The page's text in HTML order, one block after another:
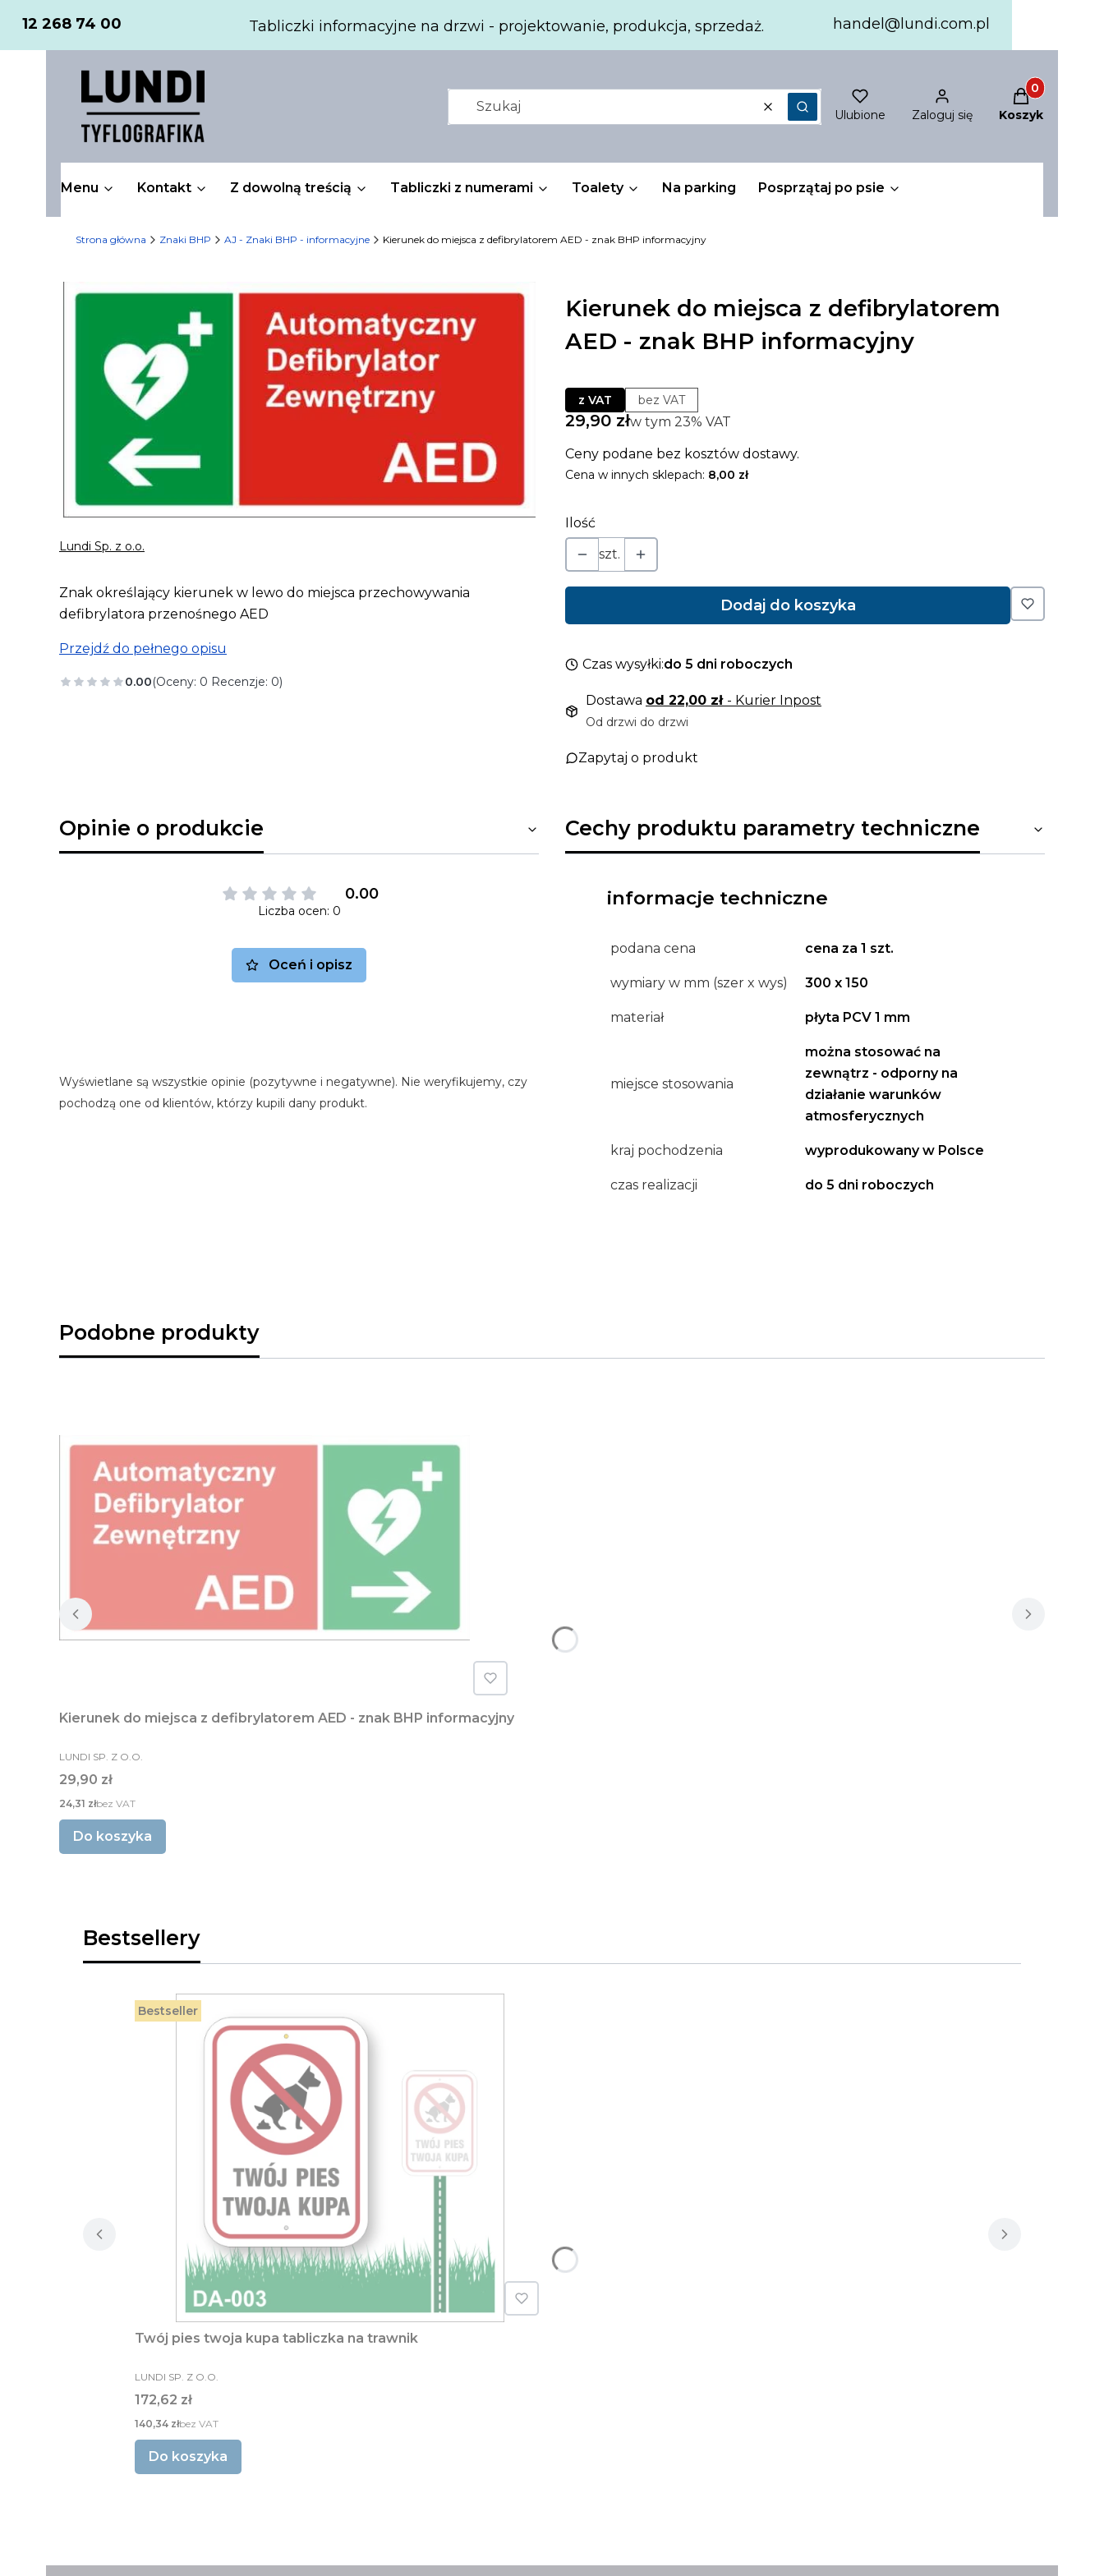
12 268 74 00 Tabliczki informacyjne na drzwi - projektowanie, produkcja, sprzedaż. handel@lundi.com.pl
WyczyśćSzukajUlubione Zaloguj się
Produkty w
Koszyk
Menu Kontakt Z dowolną treścią Tabliczki z numerami Toalety Na parking Posprzątaj po psie
Strona główna Znaki BHP AJ - Znaki BHP - informacyjne Kierunek do miejsca z defibrylatorem AED - znak BHP informacyjny
Lundi Sp. z o.o.
Znak określający kierunek w lewo do miejsca przechowywania
defibrylatora przenośnego AED
Przejdź do pełnego opisu
0.00(Oceny: 0 Recenzje: 0)
Kierunek do miejsca z defibrylatorem
AED - znak BHP informacyjny
z VAT bez VAT
Cena
29,90 złw tym 23% VAT
w tym 23% VAT
Ceny podane bez kosztów dostawy.
Cena w innych sklepach: 8,00 zł
Ilość
szt.
Dodaj do koszyka
Czas wysyłki:do 5 dni roboczych
Dostawa od 22,00 zł - Kurier Inpost
Od drzwi do drzwi
Zapytaj o produkt
Opinie o produkcie
0.00
Liczba ocen: 0
Oceń i opisz
Wyświetlane są wszystkie opinie (pozytywne i negatywne). Nie weryfikujemy, czy
pochodzą one od klientów, którzy kupili dany produkt.
Cechy produktu parametry techniczne
informacje techniczne
podana cena cena za 1 szt.
wymiary w mm (szer x wys) 300 x 150
materiał płyta PCV 1 mm
miejsce stosowania
można stosować na
zewnątrz - odporny na
działanie warunków
atmosferycznych
kraj pochodzenia wyprodukowany w Polsce
czas realizacji do 5 dni roboczych
Podobne produkty
Kierunek do miejsca z defibrylatorem AED - znak BHP informacyjny
PRODUCENT
LUNDI SP. Z O.O.
Cena
29,90 zł
Cena
24,31 złbez VAT
Do koszyka
Bestsellery
Bestseller
Twój pies twoja kupa tabliczka na trawnik
PRODUCENT
LUNDI SP. Z O.O.
Cena
172,62 zł
Cena
140,34 złbez VAT
Do koszyka